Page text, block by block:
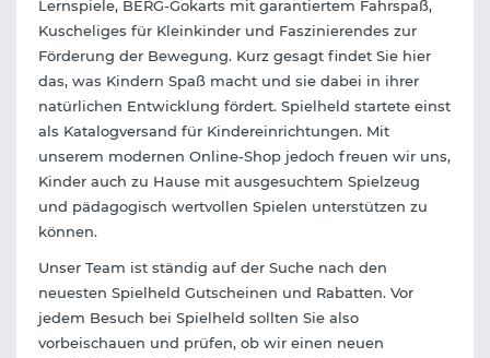
Lernspiele, BERG-Gokarts mit garantiertem Fahrspaß,
Kuscheliges für Kleinkinder und Faszinierendes zur
Förderung der Bewegung. Kurz gesagt findet Sie hier
das, was Kindern Spaß macht und sie dabei in ihrer
natürlichen Entwicklung fördert. Spielheld startete einst
als Katalogversand für Kindereinrichtungen. Mit
unserem modernen Online-Shop jedoch freuen wir uns,
Kinder auch zu Hause mit ausgesuchtem Spielzeug
und pädagogisch wertvollen Spielen unterstützen zu
können.
Unser Team ist ständig auf der Suche nach den
neuesten Spielheld Gutscheinen und Rabatten. Vor
jedem Besuch bei Spielheld sollten Sie also
vorbeischauen und prüfen, ob wir einen neuen